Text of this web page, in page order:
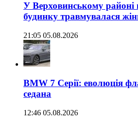
У Верховинському районі
будинку травмувалася
21:05 05.08.2026
BMW 7 Серії: еволюція
седана
12:46 05.08.2026